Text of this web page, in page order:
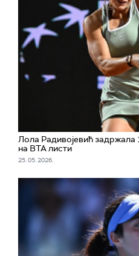
Лола Радивојевић
на ВТА листи
25. 05. 2026.